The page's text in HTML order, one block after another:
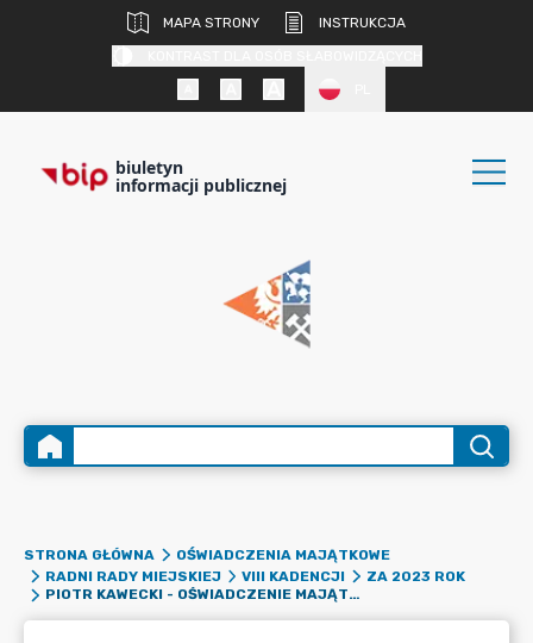
MAPA STRONY
INSTRUKCJA
biuletyn
informacji publicznej
STRONA GŁÓWNA
OŚWIADCZENIA MAJĄTKOWE
RADNI RADY MIEJSKIEJ
VIII KADENCJI
ZA 2023 ROK
PIOTR KAWECKI - OŚWIADCZENIE MAJĄTKOWE NA DZIEŃ 31.12.2022